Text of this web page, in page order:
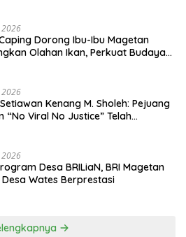
2026
Dorong Ibu-Ibu Magetan
Olahan Ikan, Perkuat Budaya
2026
Kenang M. Sholeh: Pejuang
“No Viral No Justice” Telah
2026
Desa BRILiaN, BRI Magetan
Wates Berprestasi